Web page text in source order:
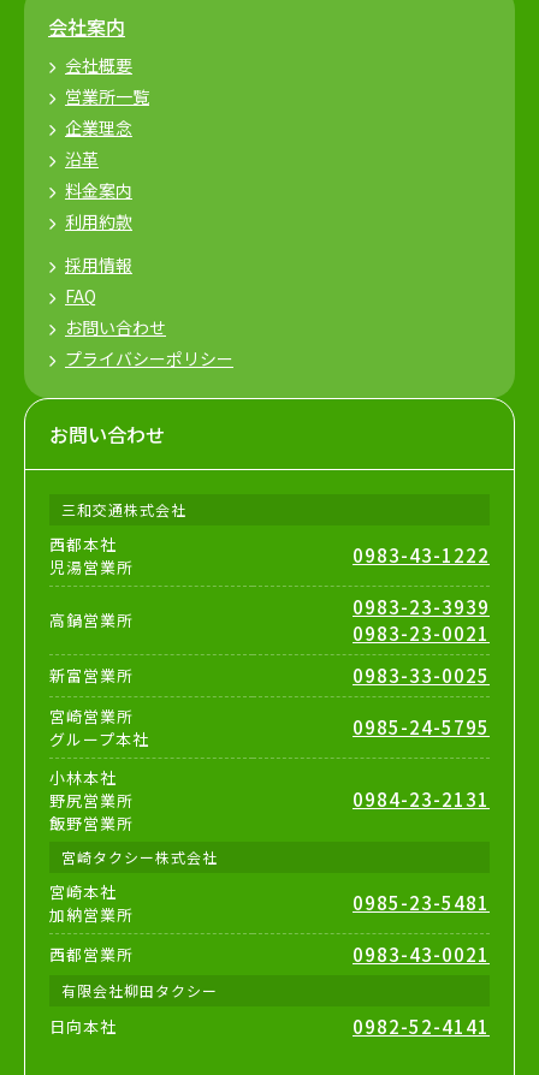
会社案内
会社概要
営業所一覧
企業理念
沿革
料金案内
利用約款
採用情報
FAQ
お問い合わせ
プライバシーポリシー
お問い合わせ
三和交通株式会社
西都本社
児湯営業所
0983-43-1222
高鍋営業所
0983-23-3939
0983-23-0021
新富営業所 0983-33-0025
宮崎営業所
グループ本社
0985-24-5795
小林本社
野尻営業所
飯野営業所
0984-23-2131
宮崎タクシー株式会社
宮崎本社
加納営業所
0985-23-5481
西都営業所 0983-43-0021
有限会社柳田タクシー
日向本社 0982-52-4141